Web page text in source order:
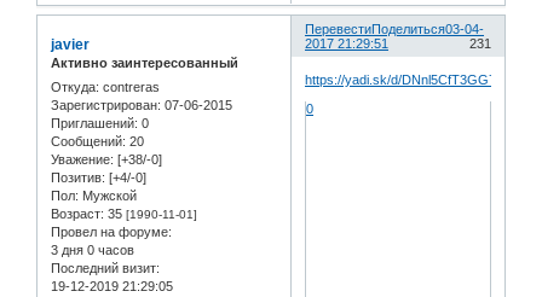
ПеревестиПоделиться
231
03-04-
2017 21:29:51
javier
Активно заинтересованный
Откуда: contreras
Зарегистрирован: 07-06-2015
Приглашений: 0
Сообщений: 20
Уважение: [+38/-0]
Позитив: [+4/-0]
Пол: Мужской
Возраст: 35 [1990-11-01]
Провел на форуме:
3 дня 0 часов
Последний визит:
19-12-2019 21:29:05
https://yadi.sk/d/DNnl5CfT3GG78Q
0